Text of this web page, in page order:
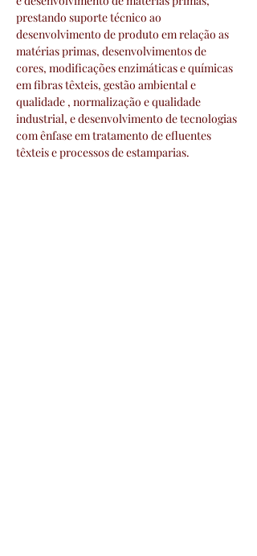
prestando suporte técnico ao
desenvolvimento de produto em relação as
matérias primas, desenvolvimentos de
cores, modificações enzimáticas e químicas
em fibras têxteis, gestão ambiental e
qualidade , normalização e qualidade
industrial, e desenvolvimento de tecnologias
com ênfase em tratamento de efluentes
têxteis e processos de estamparias.